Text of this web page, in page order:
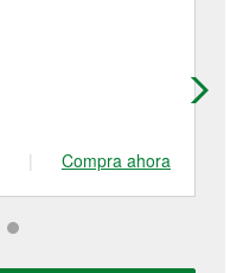
| Compra ahora